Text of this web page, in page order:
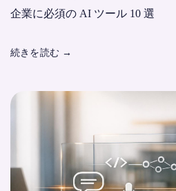
企業に必須の AI ツール 10 選
続きを読む →